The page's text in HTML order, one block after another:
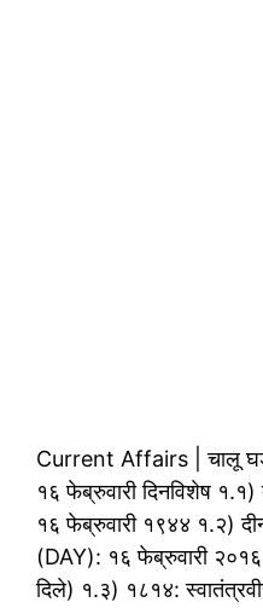
Current Affairs | चालू
१६ फेब्रुवारी दिनविशेष १.१)
१६ फेब्रुवारी १९४४ १.२)
(DAY): १६ फेब्रुवारी
दिले) १.३) १८१४: